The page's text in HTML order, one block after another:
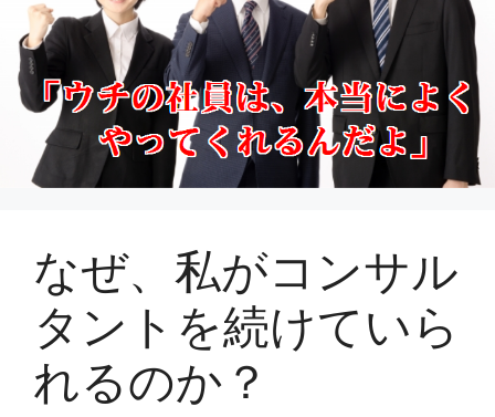
なぜ、私がコンサル
タントを続けていら
れるのか？